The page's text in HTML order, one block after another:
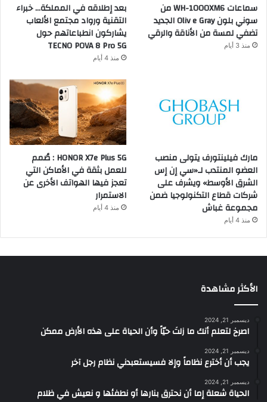
سماعات WH-1000XM6 من
سوني بلون Oliv e Gray الجديد
تضفي لمسة من الأناقة والرقي
منذ 3 أيام
بعد إطلاقه في المملكة… خبراء
التقنية ورواد مجتمع الألعاب
يشاركون انطباعاتهم حول
TECNO POVA 8 Pro 5G
منذ 4 أيام
مارك فيلينتورف يتولى منصب
العضو المنتدب لـ«سي إن إس
الشرق الأوسط» ويشرف على
شركات قطاع التكنولوجيا ضمن
مجموعة غباش
منذ 4 أيام
HONOR X7e Plus 5G : صُمم
للعمل بثقة في الأماكن التي
تعجز فيها الهواتف الأخرى عن
الاستمرار
منذ 4 أيام
الأكثر مشاهدة
ديسمبر 21, 2024
‫اصرخ لتعلم أنك ما زلتَ حيّاً وأن الحياة على هذه الأرض ممكن
ديسمبر 21, 2024
يجب أن أخترع نظاماً وإلا فسيستعبدني نظام رجل آخر
ديسمبر 21, 2024
الحياة شعلة إما أن نحترق بنارها أو نطفئها و نعيش في ظلام